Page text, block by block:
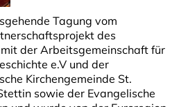
Tagung vom
des
der Arbeitsgemeinschaft für
e.V und der
Kirchengemeinde St.
sowie der Evangelische